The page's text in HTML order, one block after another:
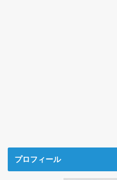
プロフィール